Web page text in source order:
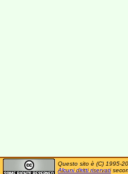
Questo sito è (C) 1995-
Alcuni diritti riservati